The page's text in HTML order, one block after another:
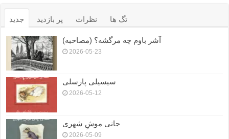
جدید پر بازدید نظرات تگ ها
آشر باوم چه مرگشه؟ (مصاحبه)
2026-05-23
سیسیلی پارسلی
2026-05-12
جانی موشِ شهری
2026-05-09